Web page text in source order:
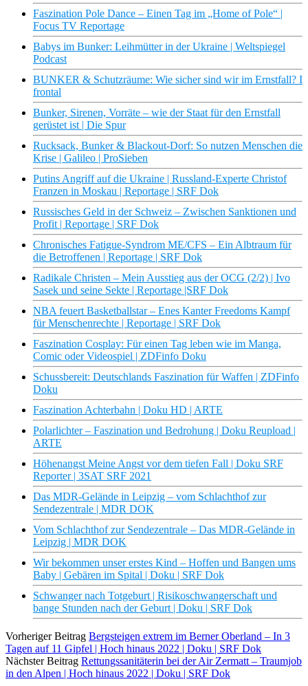
Faszination Pole Dance – Einen Tag im „Home of Pole“ |
Focus TV Reportage
Babys im Bunker: Leihmütter in der Ukraine | Weltspiegel
Podcast
BUNKER & Schutzräume: Wie sicher sind wir im Ernstfall? I
frontal
Bunker, Sirenen, Vorräte – wie der Staat für den Ernstfall
gerüstet ist | Die Spur
Rucksack, Bunker & Blackout-Dorf: So nutzen Menschen die
Krise | Galileo | ProSieben
Putins Angriff auf die Ukraine | Russland-Experte Christof
Franzen in Moskau | Reportage | SRF Dok
Russisches Geld in der Schweiz – Zwischen Sanktionen und
Profit | Reportage | SRF Dok
Chronisches Fatigue-Syndrom ME/CFS – Ein Albtraum für
die Betroffenen | Reportage | SRF Dok
Radikale Christen – Mein Ausstieg aus der OCG (2/2) | Ivo
Sasek und seine Sekte | Reportage |SRF Dok
NBA feuert Basketballstar – Enes Kanter Freedoms Kampf
für Menschenrechte | Reportage | SRF Dok
Faszination Cosplay: Für einen Tag leben wie im Manga,
Comic oder Videospiel | ZDFinfo Doku
Schussbereit: Deutschlands Faszination für Waffen | ZDFinfo
Doku
Faszination Achterbahn | Doku HD | ARTE
Polarlichter – Faszination und Bedrohung | Doku Reupload |
ARTE
Höhenangst Meine Angst vor dem tiefen Fall | Doku SRF
Reporter | 3SAT SRF 2021
Das MDR-Gelände in Leipzig – vom Schlachthof zur
Sendezentrale | MDR DOK
Vom Schlachthof zur Sendezentrale – Das MDR-Gelände in
Leipzig | MDR DOK
Wir bekommen unser erstes Kind – Hoffen und Bangen ums
Baby | Gebären im Spital | Doku | SRF Dok
Schwanger nach Totgeburt | Risikoschwangerschaft und
bange Stunden nach der Geburt | Doku | SRF Dok
Vorheriger Beitrag Bergsteigen extrem im Berner Oberland – In 3
Tagen auf 11 Gipfel | Hoch hinaus 2022 | Doku | SRF Dok
Nächster Beitrag Rettungssanitäterin bei der Air Zermatt – Traumjob
in den Alpen | Hoch hinaus 2022 | Doku | SRF Dok